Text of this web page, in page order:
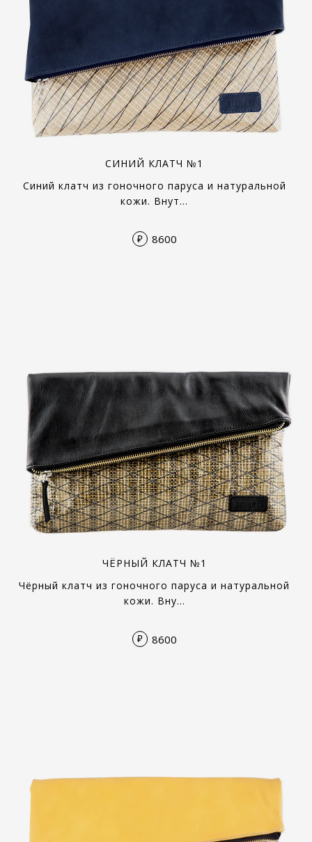
СИНИЙ КЛАТЧ №1
Синий клатч из гоночного паруса и натуральной
кожи. Внут…
₽ 8600
ЧЁРНЫЙ КЛАТЧ №1
Чёрный клатч из гоночного паруса и натуральной
кожи. Вну…
₽ 8600